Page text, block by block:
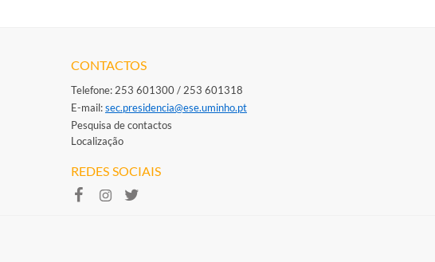
CONTACTOS
Telefone: 253 601300 / 253 601318
E-mail: ​sec.presidencia@ese.uminho.​pt
Pesquisa de contactos
Localização
REDES SOCIAIS